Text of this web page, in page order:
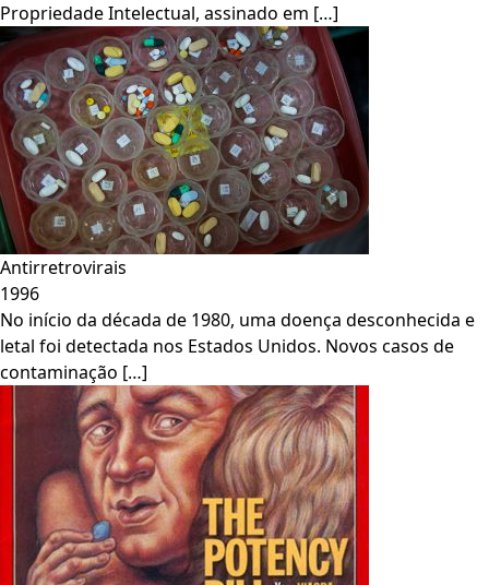
Propriedade Intelectual, assinado em […]
Antirretrovirais
1996
No início da década de 1980, uma doença desconhecida e
letal foi detectada nos Estados Unidos. Novos casos de
contaminação […]